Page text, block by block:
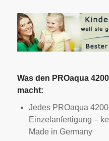
Was den PROaqua
macht:
Jedes PROaqua
Einzelanfertigung –
Made in Germany